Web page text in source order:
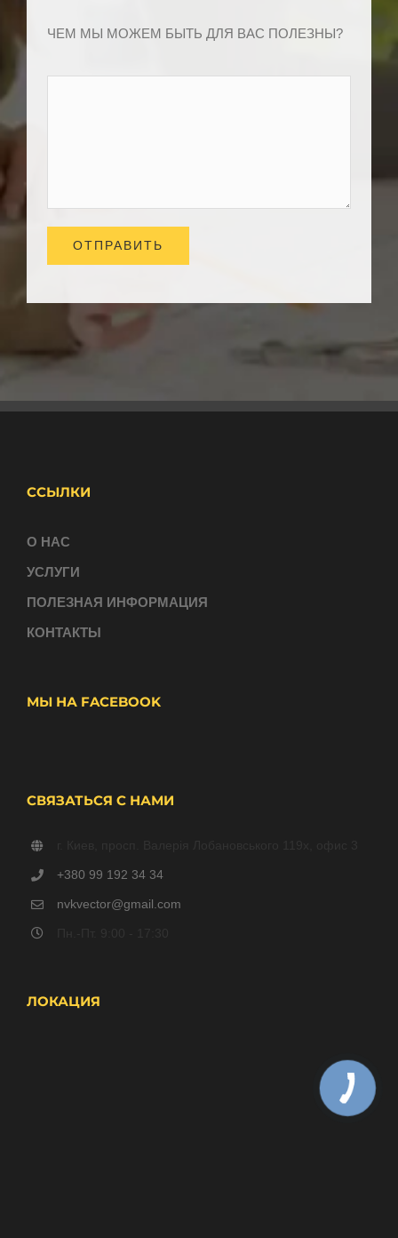
ЧЕМ МЫ МОЖЕМ БЫТЬ ДЛЯ ВАС ПОЛЕЗНЫ?
ССЫЛКИ
О НАС
УСЛУГИ
ПОЛЕЗНАЯ ИНФОРМАЦИЯ
КОНТАКТЫ
МЫ НА FACEBOOK
СВЯЗАТЬСЯ С НАМИ
+380 99 192 34 34
nvkvector@gmail.com
ЛОКАЦИЯ